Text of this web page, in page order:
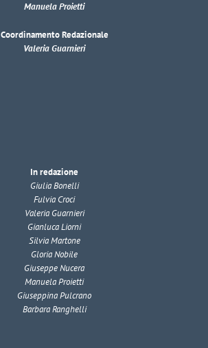
Manuela Proietti
Coordinamento Redazionale
Valeria Guarnieri
In redazione
Giulia Bonelli
Fulvia Croci
Valeria Guarnieri
Gianluca Liorni
Silvia Martone
Gloria Nobile
Giuseppe Nucera
Manuela Proietti
Giuseppina Pulcrano
Barbara Ranghelli